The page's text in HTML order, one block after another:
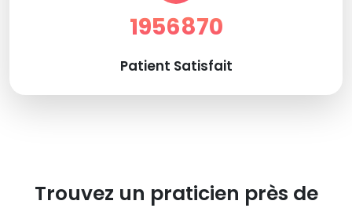
1956870
Patient Satisfait
Trouvez un praticien près de